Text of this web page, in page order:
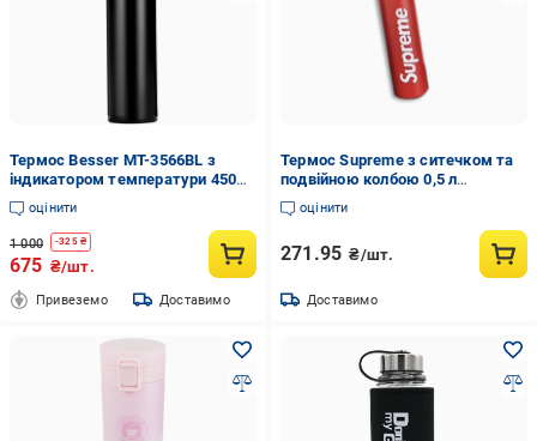
Термос Besser MT-3566BL з
індикатором температури 450
мл Black (46923)
оцінити
1 000 -325₴
675 ₴/шт.
Привеземо Доставимо
Термос Supreme з ситечком та
подвійною колбою 0,5 л
(4029333)
оцінити
271.95 ₴/шт.
Доставимо